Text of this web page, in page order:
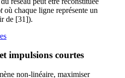
où chaque ligne représente un
de [31]).
impulsions courtes
non-linéaire, maximiser